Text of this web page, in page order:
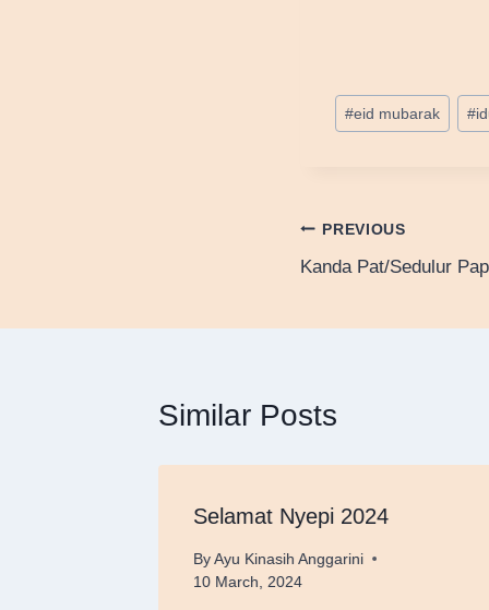
Post
Tags:
#eid mubarak #
Post
navigation
PREVIOUS
Kanda Pat/Sedulur
Similar Posts
Selamat Nyepi 2024
By Ayu Kinasih Anggarini
10 March, 2024